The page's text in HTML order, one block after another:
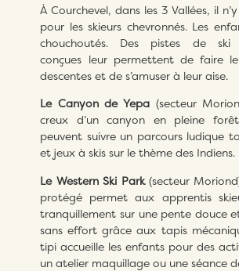
À Courchevel, dans les 3 Vallées, il
pour les skieurs chevronnés. Les
chouchoutés. Des pistes de ski
conçues leur permettent de faire
descentes et de s’amuser à leur aise.
Le Canyon de Yepa(secteur
creux d’un canyon en pleine
peuvent suivre un parcours ludique
et jeux à skis sur le thème des Indiens.
Le Western Ski Park(secteur
protégé permet aux apprentis
tranquillement sur une pente douce
sans effort grâce aux tapis
tipi accueille les enfants pour des
un atelier maquillage ou une séance